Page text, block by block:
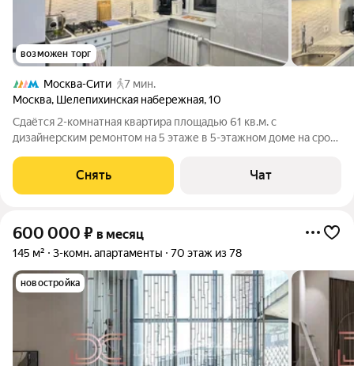
возможен торг
Москва-Сити
7 мин.
Москва, Шелепихинская набережная,10
Сдаётся 2-комнатная квартира площадью 61 кв.м. с
дизайнерским ремонтом на 5 этаже в 5-этажном доме на срок
Стиральная машина Холодильник Посудомоечная машина
Снять Чат
600 000 ₽ в месяц
145 м² 3-комн. апартаменты 70 этаж из 78
новостройка